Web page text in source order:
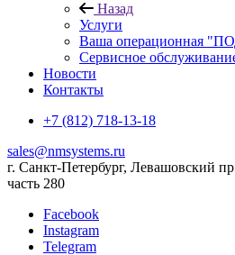
Назад
Услуги
Ваша операционная
Сервисное
Новости
Контакты
+7 (812) 718-13-18
sales@nmsystems.ru
г. Санкт-Петербург, Левашовский
часть 280
Facebook
Instagram
Telegram